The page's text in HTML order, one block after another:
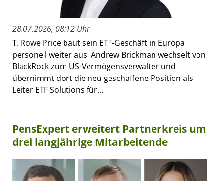
28.07.2026, 08:12 Uhr
T. Rowe Price baut sein ETF-Geschäft in Europa
personell weiter aus: Andrew Brickman wechselt von
BlackRock zum US-Vermögensverwalter und
übernimmt dort die neu geschaffene Position als
Leiter ETF Solutions für...
PensExpert erweitert Partnerkreis um
drei langjährige Mitarbeitende